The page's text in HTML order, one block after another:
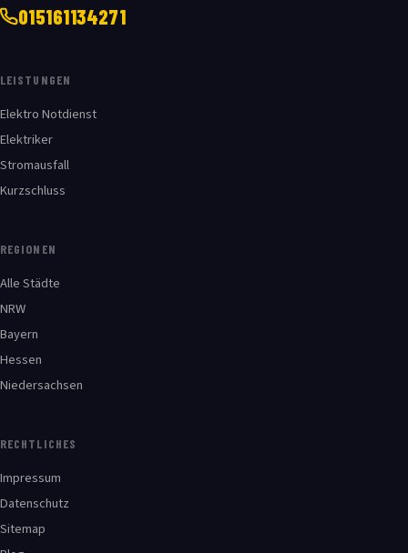
015161134271
LEISTUNGEN
Elektro Notdienst
Elektriker
Stromausfall
Kurzschluss
REGIONEN
Alle Städte
NRW
Bayern
Hessen
Niedersachsen
RECHTLICHES
Impressum
Datenschutz
Sitemap